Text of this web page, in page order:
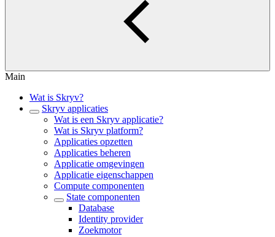
Main
Wat is Skryv?
Skryv applicaties
Wat is een Skryv applicatie?
Wat is Skryv platform?
Applicaties opzetten
Applicaties beheren
Applicatie omgevingen
Applicatie eigenschappen
Compute componenten
State componenten
Database
Identity provider
Zoekmotor